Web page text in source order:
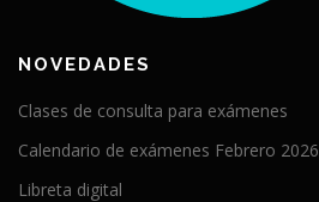
NOVEDADES
Clases de consulta para exámenes
Calendario de exámenes Febrero 2026
Libreta digital